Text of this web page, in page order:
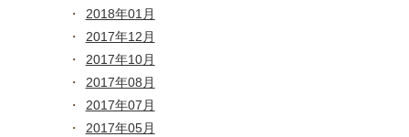
2018年01月
2017年12月
2017年10月
2017年08月
2017年07月
2017年05月